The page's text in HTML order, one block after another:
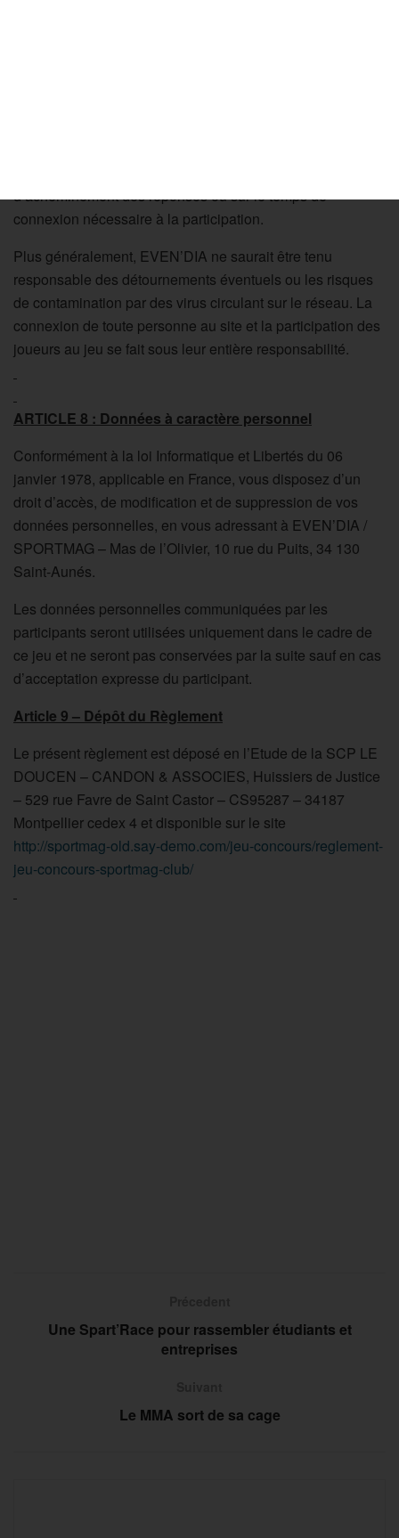
d’acheminement des réponses ou sur le temps de
connexion nécessaire à la participation.
Plus généralement, EVEN’DIA ne saurait être tenu
responsable des détournements éventuels ou les risques
de contamination par des virus circulant sur le réseau. La
connexion de toute personne au site et la participation des
joueurs au jeu se fait sous leur entière responsabilité.
ARTICLE 8 : Données à caractère personnel
Conformément à la loi Informatique et Libertés du 06
janvier 1978, applicable en France, vous disposez d’un
droit d’accès, de modification et de suppression de vos
données personnelles, en vous adressant à EVEN’DIA /
SPORTMAG – Mas de l’Olivier, 10 rue du Puits, 34 130
Saint-Aunés.
Les données personnelles communiquées par les
participants seront utilisées uniquement dans le cadre de
ce jeu et ne seront pas conservées par la suite sauf en cas
d’acceptation expresse du participant.
Article 9 – Dépôt du Règlement
Le présent règlement est déposé en l’Etude de la SCP LE
DOUCEN – CANDON & ASSOCIES, Huissiers de Justice
– 529 rue Favre de Saint Castor – CS95287 – 34187
Montpellier cedex 4 et disponible sur le site
http://sportmag-old.say-demo.com/jeu-concours/reglement-
jeu-concours-sportmag-club/
Une Spart’Race pour rassembler étudiants et
entreprises
Le MMA sort de sa cage